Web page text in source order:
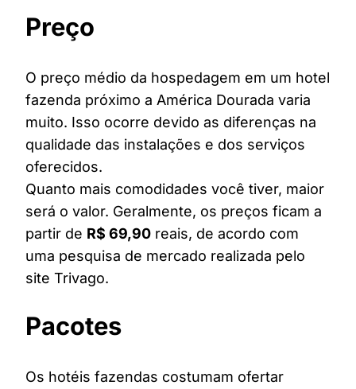
Preço
O preço médio da hospedagem em um hotel
fazenda próximo a América Dourada varia
muito. Isso ocorre devido as diferenças na
qualidade das instalações e dos serviços
oferecidos.
Quanto mais comodidades você tiver, maior
será o valor. Geralmente, os preços ficam a
partir de R$ 69,90 reais, de acordo com
uma pesquisa de mercado realizada pelo
site Trivago.
Pacotes
Os hotéis fazendas costumam ofertar